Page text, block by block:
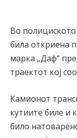
Во
била откриена
марка „Даф“
траектот кој
Камионот
кутиите биле и
било